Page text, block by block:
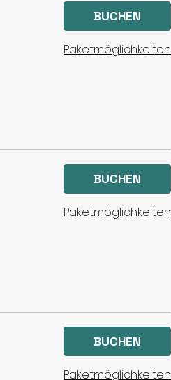
BUCHEN
Paketmöglichkeiten
BUCHEN
Paketmöglichkeiten
BUCHEN
Paketmöglichkeiten